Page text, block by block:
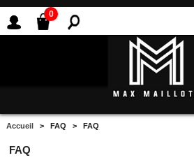
0
Accueil > FAQ > FAQ
FAQ